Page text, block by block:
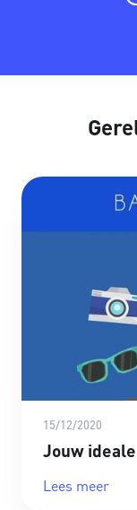
15/12/2020
Jouw
Lees meer